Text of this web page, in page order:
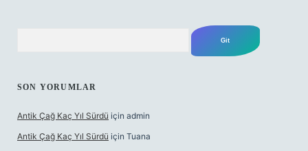
SON YORUMLAR
Antik Çağ Kaç Yıl Sürdü için admin
Antik Çağ Kaç Yıl Sürdü için Tuana